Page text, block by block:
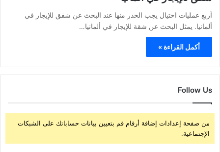
أربع عمليات احتيال يجب الحذر منها عند البحث عن شقق للإيجار في
ألمانيا. يمثل البحث عن شقة للإيجار في ألمانيا…
أكمل القراءة »
Follow Us
من صفحة إعدادات إضافة أرقام قم بتعيين بيانات حساباتك على الشبكات
الإجتماعية.